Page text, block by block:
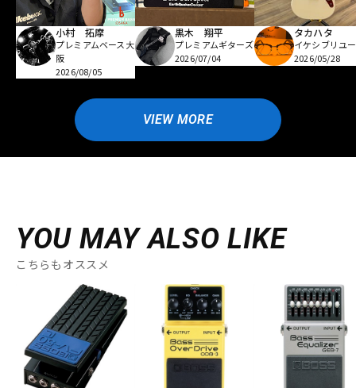
小村 拓摩
プレミアムベース大
阪
2026/08/05
黒木 翔平
プレミアムギターズ
2026/07/04
タカハタ
イケシブリユ
2026/05/28
VIEW MORE
YOU MAY ALSO LIKE
こちらもオススメ